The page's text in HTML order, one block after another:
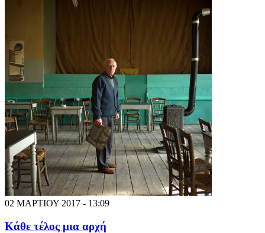
02 ΜΑΡΤΙΟΥ 2017 - 13:09
Κάθε τέλος μια αρχή